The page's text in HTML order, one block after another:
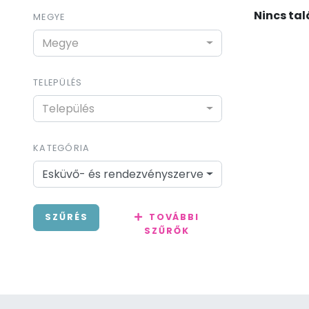
MEGYE
Megye
TELEPÜLÉS
Település
KATEGÓRIA
Esküvő- és rendezvényszervező
SZŰRÉS
TOVÁBBI
SZŰRŐK
Nincs